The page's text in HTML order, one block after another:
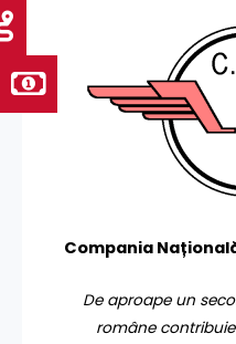
Compania
De aproape un
române